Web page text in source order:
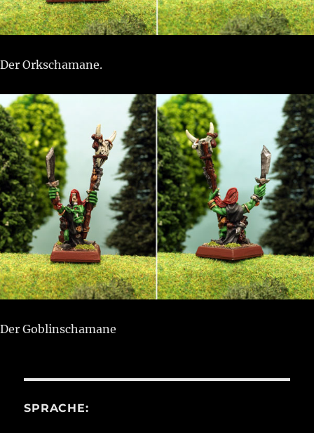
Der Orkschamane.
Der Goblinschamane
SPRACHE: